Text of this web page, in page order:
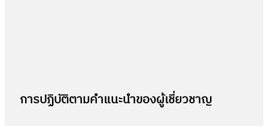
การปฏิบัติตามคำแนะนำของผู้เชี่ยวชาญ